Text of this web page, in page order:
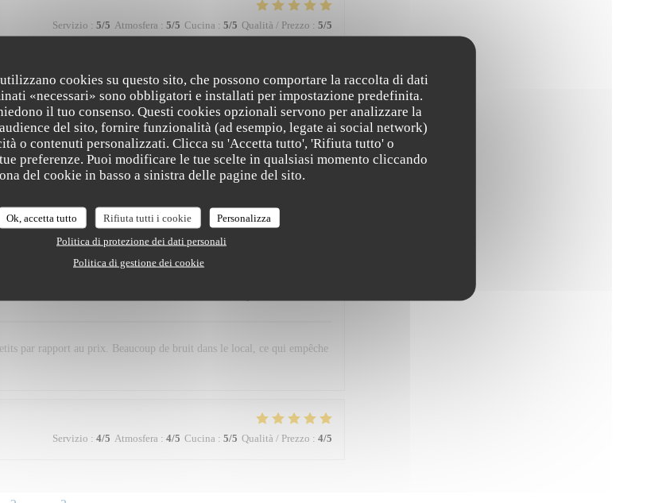
cookies su questo sito, che possono comportare la raccolta di dati
«necessari» sono obbligatori e installati per impostazione predefinita.
il tuo consenso. Questi cookies opzionali servono per analizzare la
del sito, fornire funzionalità (ad esempio, legate ai social network)
o contenuti personalizzati. Clicca su 'Accetta tutto', 'Rifiuta tutto' o
preferenze. Puoi modificare le tue scelte in qualsiasi momento cliccando
del cookie in basso a sinistra delle pagine del sito.
Ok, accetta tutto Rifiuta tutti i cookie
Personalizza
Politica di protezione dei dati personali
Politica di gestione dei cookie
Servizio : 5/5 Atmosfera : 5/5 Cucina : 5/5 Qualità / Prezzo : 5/5
Servizio : 5/5 Atmosfera : 5/5 Cucina: 5/5 Qualità / Prezzo: 5/5
adjectives I would like to describe this restaurant with, without
and when we arrived in a narrow alley to the restaurant with an
we agreed that it was the best food we had on our trip thus far,
another week we have yet to find a restaurant that we like better than
par rapport au prix. Beaucoup de bruit dans le local, ce qui empêche
Servizio : 4/5 Atmosfera : 4/5 Cucina : 5/5 Qualità / Prezzo : 4/5